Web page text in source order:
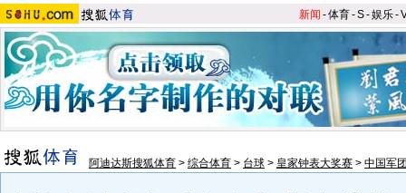
新闻 -体育-S-娱乐-
阿迪达斯搜狐体育 > 综合体育 > 台球 > 皇家钟表大奖赛 > 中国军